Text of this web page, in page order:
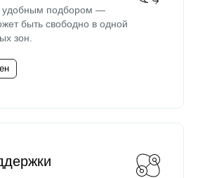
удобным подбором —
быть свободно в одной
зон.